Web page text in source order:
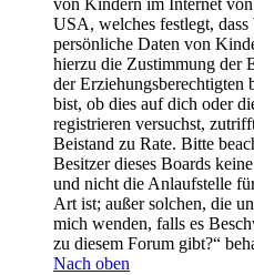
von Kindern im Internet
USA, welches festlegt,
persönliche Daten von
hierzu die Zustimmung der
der Erziehungsberechtigten
bist, ob dies auf dich oder
registrieren versuchst,
Beistand zu Rate. Bitte
Besitzer dieses Boards
und nicht die Anlaufstelle
Art ist; außer solchen, die
mich wenden, falls es
zu diesem Forum gibt?“
Nach oben